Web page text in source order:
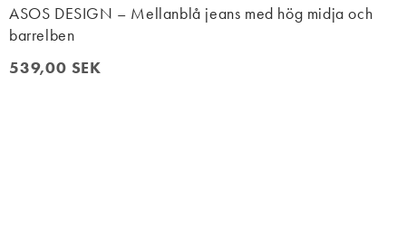
ASOS DESIGN – Mellanblå jeans med hög midja och
barrelben
539,00 SEK
539,00 SEK